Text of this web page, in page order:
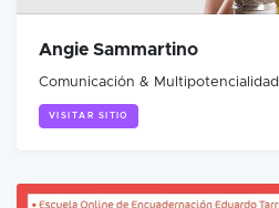
Angie Sammartino
Comunicación & Multipotencialidad
VISITAR SITIO